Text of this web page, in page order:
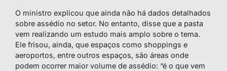
O ministro explicou que ainda não há dados detalhados
sobre assédio no setor. No entanto, disse que a pasta
vem realizando um estudo mais amplo sobre o tema.
Ele frisou, ainda, que espaços como shoppings e
aeroportos, entre outros espaços, são áreas onde
podem ocorrer maior volume de assédio: “é o que vem